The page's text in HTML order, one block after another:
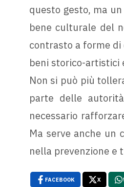
questo gesto, ma
bene culturale del
contrasto a forme
beni storico-artistici
Non si può più
parte delle
necessario
Ma serve anche un
nella prevenzione e
FACEBOOK X